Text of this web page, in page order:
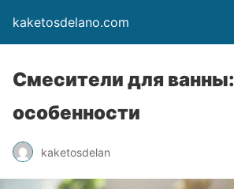
kaketosdelano.com
Смесители для ванны:
особенности
kaketosdelan